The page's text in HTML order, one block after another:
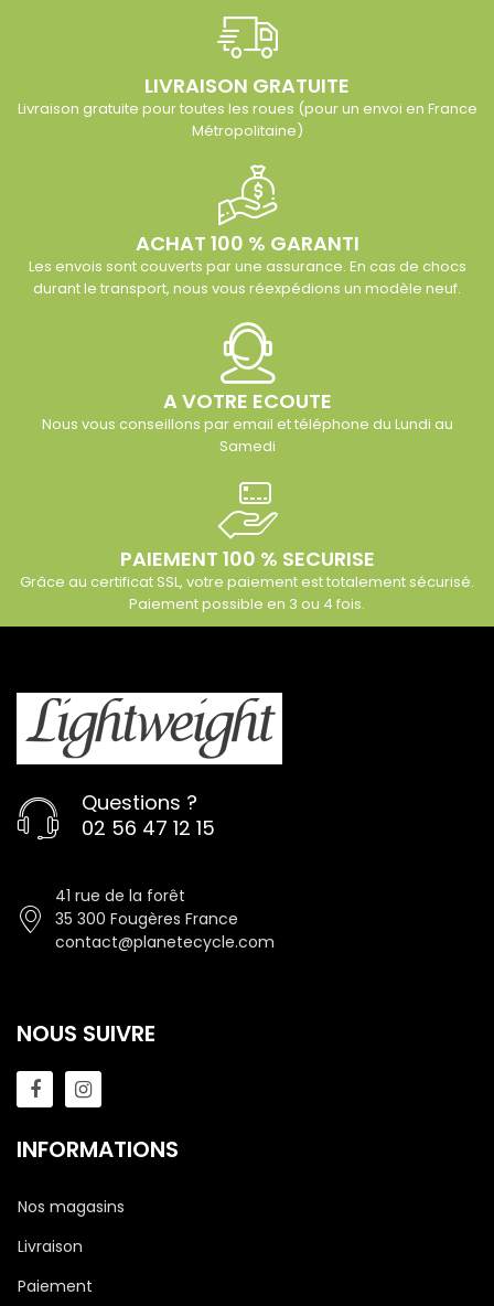
LIVRAISON GRATUITE
Livraison gratuite pour toutes les roues (pour un envoi en France
Métropolitaine)
ACHAT 100 % GARANTI
Les envois sont couverts par une assurance. En cas de chocs
durant le transport, nous vous réexpédions un modèle neuf.
A VOTRE ECOUTE
Nous vous conseillons par email et téléphone du Lundi au
Samedi
PAIEMENT 100 % SECURISE
Grâce au certificat SSL, votre paiement est totalement sécurisé.
Paiement possible en 3 ou 4 fois.
Questions ?
02 56 47 12 15
41 rue de la forêt
35 300 Fougères France
contact@planetecycle.com
NOUS SUIVRE
INFORMATIONS
Nos magasins
Livraison
Paiement